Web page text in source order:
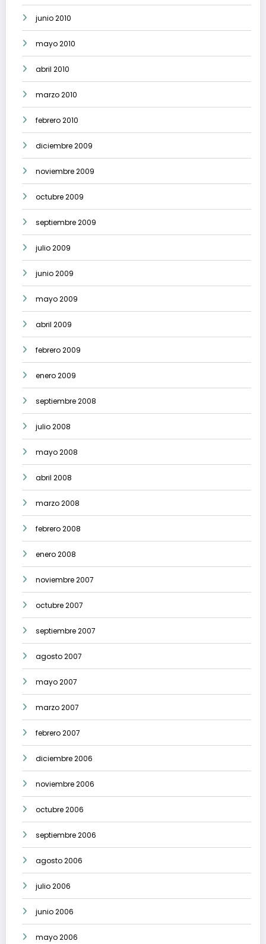
junio 2010
mayo 2010
abril 2010
marzo 2010
febrero 2010
diciembre 2009
noviembre 2009
octubre 2009
septiembre 2009
julio 2009
junio 2009
mayo 2009
abril 2009
febrero 2009
enero 2009
septiembre 2008
julio 2008
mayo 2008
abril 2008
marzo 2008
febrero 2008
enero 2008
noviembre 2007
octubre 2007
septiembre 2007
agosto 2007
mayo 2007
marzo 2007
febrero 2007
diciembre 2006
noviembre 2006
octubre 2006
septiembre 2006
agosto 2006
julio 2006
junio 2006
mayo 2006